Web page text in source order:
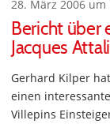
28. März 2006 um
Bericht über
Jacques
Gerhard Kilper
einen
Villepins